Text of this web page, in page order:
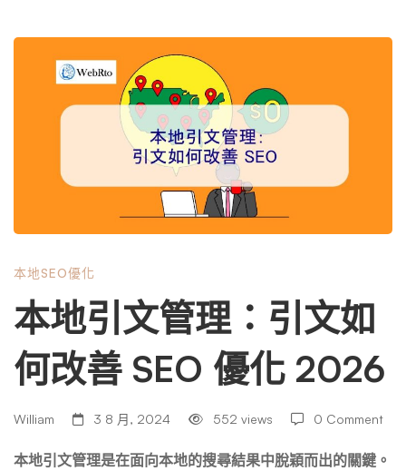
本
文
管
理：
引
本地SEO優化
本地引文管理：引文如
何改善 SEO 優化 2026
William 3 8 月, 2024 552 views 0 Comment
本地引文管理是在面向本地的搜尋結果中脫穎而出的關鍵。